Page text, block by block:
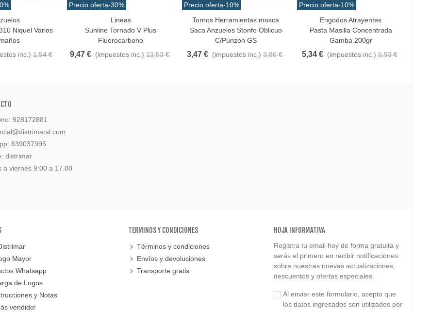
Niquel Varios
inc.) 1,94 €
Precio oferta-30%
FavoritoLineas
Sunline Tornado V Plus
Fluorocarbono
9,47 € (impuestos inc.) 13,53 €
Precio oferta-10%
Añadir Al Carrito
Tornos Herramientas mosca
Saca Anzuelos Stonfo Oblicuo
C/punzon GS
3,47 € (impuestos inc.) 3,86 €
Precio oferta-10%
Añadir Al Carrito
Engodos Atrayentes
Pasta Masilla Concentrada
Gamba 200gr
5,34 € (impuestos inc.) 5,93 €
928172881
639037995
distrimar
a viernes 9:00 a 17.00
Mayor
Whatsapp
de Logos
y Notas
vendido!
TERMINOS Y CONDICIONES
Términos y condiciones
Envíos y devoluciones
Transporte gratis
HOJA INFORMATIVA
Registra tu email hoy de forma gratuita y
serás el primero en recibir notificaciones
sobre nuestras nuevas actualizaciones,
descuentos y ofertas especiales.
Al enviar este formulario, acepto que
los datos ingresados son utilizados por